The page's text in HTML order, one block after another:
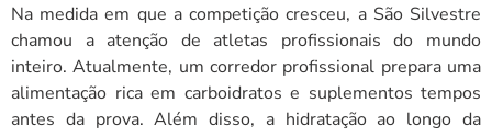
Na medida em que a competição cresceu, a São Silvestre
chamou a atenção de atletas profissionais do mundo
inteiro. Atualmente, um corredor profissional prepara uma
alimentação rica em carboidratos e suplementos tempos
antes da prova. Além disso, a hidratação ao longo da